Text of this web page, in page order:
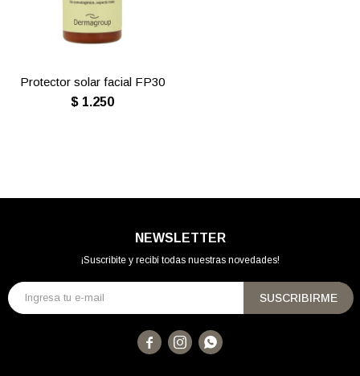
Protector solar facial FP30
$ 1.250
NEWSLETTER
¡Suscribite y recibí todas nuestras novedades!
SUSCRIBIRME
  